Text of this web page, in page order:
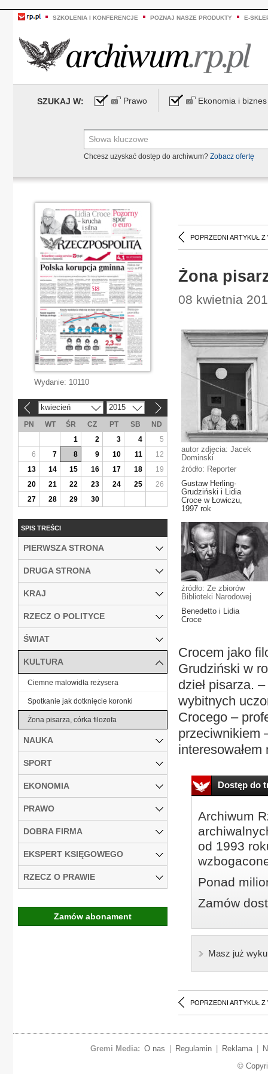
SZKOLENIA I KONFERENCJE POZNAJ NASZE PRODUKTY E-
SZUKAJ W: Prawo Ekonomia i biznes
Chcesz uzyskać dostęp do archiwum? Zobacz ofertę
POPRZEDNI ARTYKUŁ Z
Żona
08 kwietnia
autor zdjęcia: Jacek
Dominski
źródło: Reporter
Gustaw Herling-
Grudziński i Lidia
Croce w Łowiczu,
1997 rok
źródło: Ze zbiorów
Biblioteki Narodowej
Benedetto i Lidia
Croce
Crocem jako
Grudziński w
dzieł pisarza.
wybitnych
Crocego –
przeciwnikiem
Dostęp do
Archiwum
od 1993
Ponad
Zamów
Masz już
POPRZEDNI ARTYKUŁ Z
Wydanie: 10110
kwiecień 2015
PN WT ŚR CZ PT SB
ND
1
2 3 4
5
6
7 8 9 10 11
12
13
14 15 16 17 18
19
20
21 22 23 24 25
26
27
28 29 30
SPIS TREŚCI
PIERWSZA STRONA
DRUGA STRONA
KRAJ
RZECZ O POLITYCE
ŚWIAT
KULTURA
Ciemne malowidła reżysera
Spotkanie jak dotknięcie koronki
Żona pisarza, córka filozofa
NAUKA
SPORT
EKONOMIA
PRAWO
DOBRA FIRMA
EKSPERT KSIĘGOWEGO
RZECZ O PRAWIE
Zamów abonament
Gremi Media: O nas Regulamin Reklama
©